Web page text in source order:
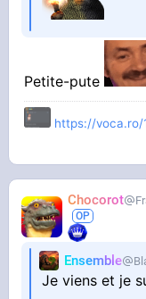
Petite-pute
https://voca.ro/
Chocorot
Ensemble
Je viens et je